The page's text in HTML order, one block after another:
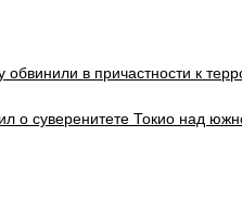
обвинили в причастности к
о суверенитете Токио над